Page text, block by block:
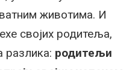
животима. И
својих родитеља,
разлика: родитељи